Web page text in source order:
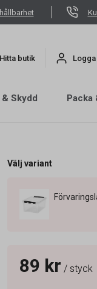
Hitta butik
Skydd Packa
Välj variant
89 kr / styck